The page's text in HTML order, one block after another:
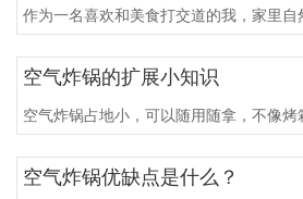
作为一名喜欢和美食打交道的我，家里自
空气炸锅的扩展小知识
空气炸锅占地小，可以随用随拿，不像烤
空气炸锅优缺点是什么？